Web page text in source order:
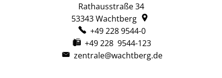
Rathausstraße 34
53343Wachtberg
+49 228 9544-0
+49 228 9544-123
zentrale@wachtberg.de